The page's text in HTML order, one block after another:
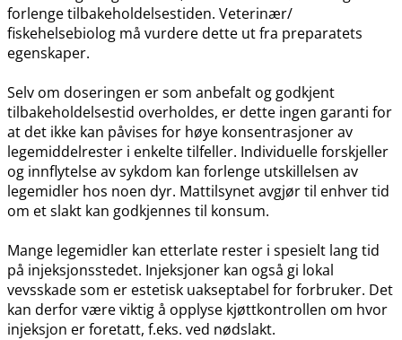
forlenge tilbakeholdelsestiden. Veterinær​/​
fiskehelsebiolog må vurdere dette ut fra preparatets
egenskaper.
Selv om doseringen er som anbefalt og godkjent
tilbakeholdelsestid overholdes, er dette ingen garanti for
at det ikke kan påvises for høye konsentrasjoner av
legemiddelrester i enkelte tilfeller. Individuelle forskjeller
og innflytelse av sykdom kan forlenge utskillelsen av
legemidler hos noen dyr. Mattilsynet avgjør til enhver tid
om et slakt kan godkjennes til konsum.
Mange legemidler kan etterlate rester i spesielt lang tid
på injeksjonsstedet. Injeksjoner kan også gi lokal
vevsskade som er estetisk uakseptabel for forbruker. Det
kan derfor være viktig å opplyse kjøttkontrollen om hvor
injeksjon er foretatt, f.eks. ved nødslakt.